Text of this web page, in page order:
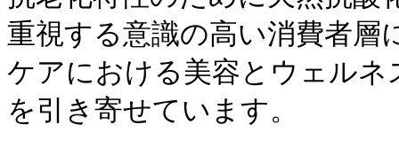
重視する意識の高い消費者
ケアにおける美容とウェルネ
を引き寄せています。